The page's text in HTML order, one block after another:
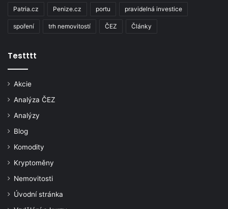
Patria.cz Penize.cz portu pravidelná investice
spoření trh nemovitostí ČEZ Články
Testttt
Akcie
Analýza ČEZ
Analýzy
Blog
Komodity
Kryptoměny
Nemovitosti
Úvodní stránka